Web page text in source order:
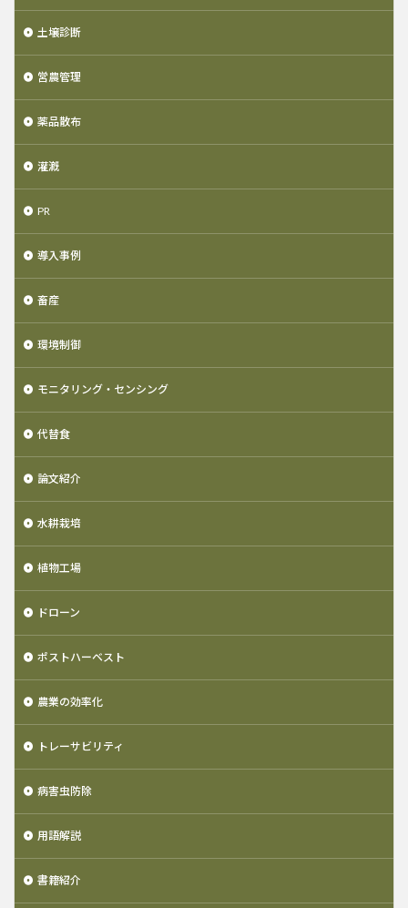
土壌診断
営農管理
薬品散布
灌漑
PR
導入事例
畜産
環境制御
モニタリング・センシング
代替食
論文紹介
水耕栽培
植物工場
ドローン
ポストハーベスト
農業の効率化
トレーサビリティ
病害虫防除
用語解説
書籍紹介